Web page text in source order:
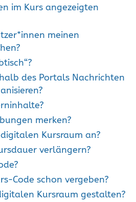
im Kurs angezeigten
meinen
des Portals Nachrichten
merken?
Kursraum an?
verlängern?
Code schon vergeben?
Kursraum gestalten?